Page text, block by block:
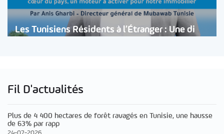
Les Tunisiens Résidents à l’Étranger : Une di
Fil D'actualités
Plus de 4 400 hectares de forêt ravagés en Tunisie, une hausse
de 63% par rapp